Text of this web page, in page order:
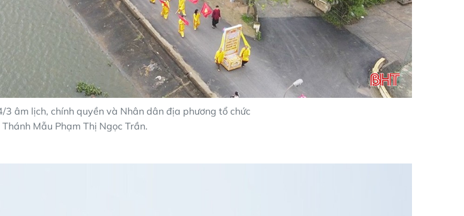
âm lịch, chính quyền và Nhân dân địa phương tổ chức
Thánh Mẫu Phạm Thị Ngọc Trần.